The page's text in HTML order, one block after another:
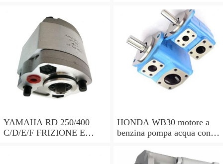
pompa a mano 7 LITRI e
15 ADATTATORI DSG
YAMAHA RD 250/400
C/D/E/F FRIZIONE E
HONDA WB30 motore a
benzina pompa acqua con